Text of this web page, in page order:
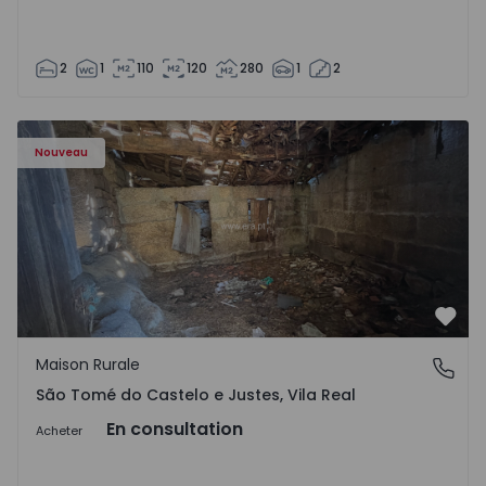
2 1 110 120 280 1 2
Nouveau
Maison Vila Real, São Tomé do Castelo e Justes -
São Tomé do Castelo e Justes, Vila Real
Maison Rurale
São Tomé do Castelo e Justes, Vila Real
Acheter En consultation